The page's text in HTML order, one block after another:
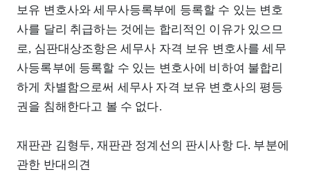
보유 변호사와 세무사등록부에 등록할 수 있는 변호
사를 달리 취급하는 것에는 합리적인 이유가 있으므
로, 심판대상조항은 세무사 자격 보유 변호사를 세무
사등록부에 등록할 수 있는 변호사에 비하여 불합리
하게 차별함으로써 세무사 자격 보유 변호사의 평등
권을 침해한다고 볼 수 없다.
재판관 김형두, 재판관 정계선의 판시사항 다. 부분에
관한 반대의견